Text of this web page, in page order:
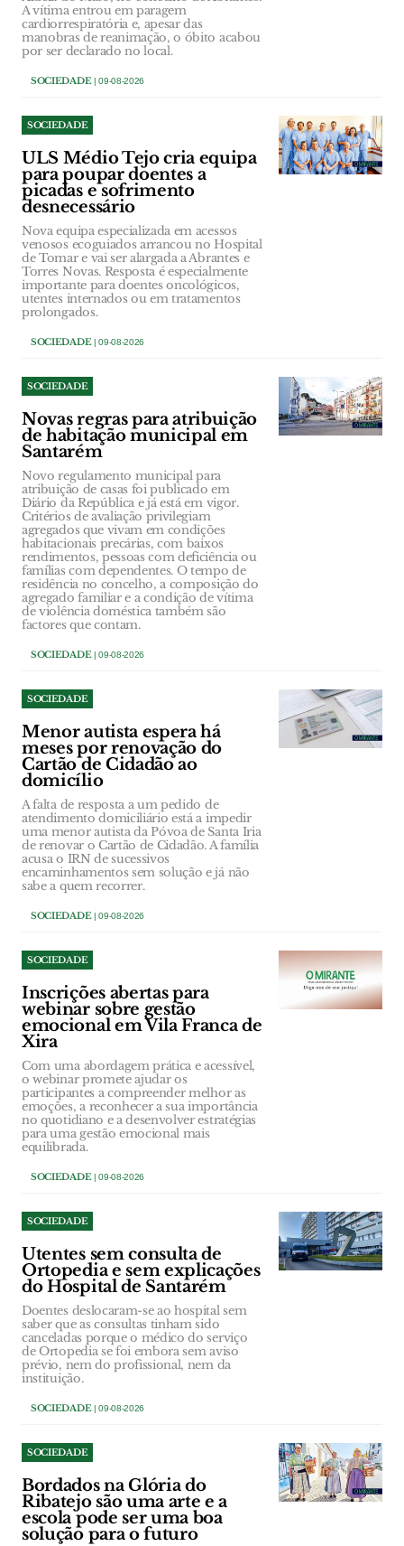
A vítima entrou em paragem
cardiorrespiratória e, apesar das
manobras de reanimação, o óbito acabou
por ser declarado no local.
SOCIEDADE| 09-08-2026
SOCIEDADE
ULS Médio Tejo cria equipa
para poupar doentes a
picadas e sofrimento
desnecessário
Nova equipa especializada em acessos
venosos ecoguiados arrancou no Hospital
de Tomar e vai ser alargada a Abrantes e
Torres Novas. Resposta é especialmente
importante para doentes oncológicos,
utentes internados ou em tratamentos
prolongados.
SOCIEDADE| 09-08-2026
SOCIEDADE
Novas regras para atribuição
de habitação municipal em
Santarém
Novo regulamento municipal para
atribuição de casas foi publicado em
Diário da República e já está em vigor.
Critérios de avaliação privilegiam
agregados que vivam em condições
habitacionais precárias, com baixos
rendimentos, pessoas com deficiência ou
famílias com dependentes. O tempo de
residência no concelho, a composição do
agregado familiar e a condição de vítima
de violência doméstica também são
factores que contam.
SOCIEDADE| 09-08-2026
SOCIEDADE
Menor autista espera há
meses por renovação do
Cartão de Cidadão ao
domicílio
A falta de resposta a um pedido de
atendimento domiciliário está a impedir
uma menor autista da Póvoa de Santa Iria
de renovar o Cartão de Cidadão. A família
acusa o IRN de sucessivos
encaminhamentos sem solução e já não
sabe a quem recorrer.
SOCIEDADE| 09-08-2026
SOCIEDADE
Inscrições abertas para
webinar sobre gestão
emocional em Vila Franca de
Xira
Com uma abordagem prática e acessível,
o webinar promete ajudar os
participantes a compreender melhor as
emoções, a reconhecer a sua importância
no quotidiano e a desenvolver estratégias
para uma gestão emocional mais
equilibrada.
SOCIEDADE| 09-08-2026
SOCIEDADE
Utentes sem consulta de
Ortopedia e sem explicações
do Hospital de Santarém
Doentes deslocaram-se ao hospital sem
saber que as consultas tinham sido
canceladas porque o médico do serviço
de Ortopedia se foi embora sem aviso
prévio, nem do profissional, nem da
instituição.
SOCIEDADE| 09-08-2026
SOCIEDADE
Bordados na Glória do
Ribatejo são uma arte e a
escola pode ser uma boa
solução para o futuro